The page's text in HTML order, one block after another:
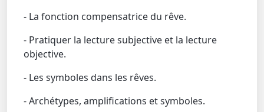
- La fonction compensatrice du rêve.
- Pratiquer la lecture subjective et la lecture
objective.
- Les symboles dans les rêves.
- Archétypes, amplifications et symboles.